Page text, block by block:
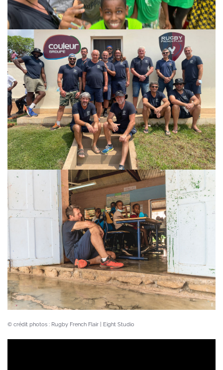
VOIR
VOIR
© crédit photos : Rugby French Flair | Eight Studio